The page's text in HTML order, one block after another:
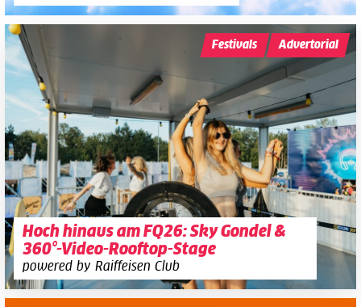
Hoch hinaus am FQ26: Sky Gondel &
360°-Video-Rooftop-Stage
powered by Raiffeisen Club
Festivals Advertorial